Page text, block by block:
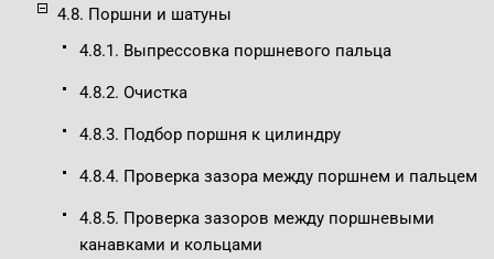
4.8. Поршни и шатуны
4.8.1. Выпрессовка поршневого пальца
4.8.2. Очистка
4.8.3. Подбор поршня к цилиндру
4.8.4. Проверка зазора между поршнем и пальцем
4.8.5. Проверка зазоров между поршневыми
канавками и кольцами